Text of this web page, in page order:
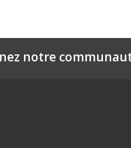
notre